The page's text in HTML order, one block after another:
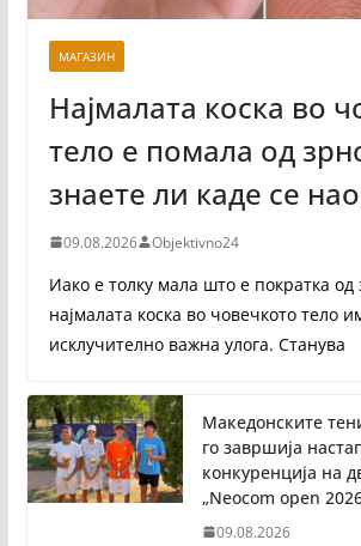
МАГАЗИН
Најмалата коска во
тело е помала од
знаете ли каде се
09.08.2026 Objektivno24
Иако е толку мала што е пократка од
најмалата коска во човечкото тело
исклучително важна улога. Станува
Македонските
го завршија
конкуренција на
„Neocom open
09.08.2026